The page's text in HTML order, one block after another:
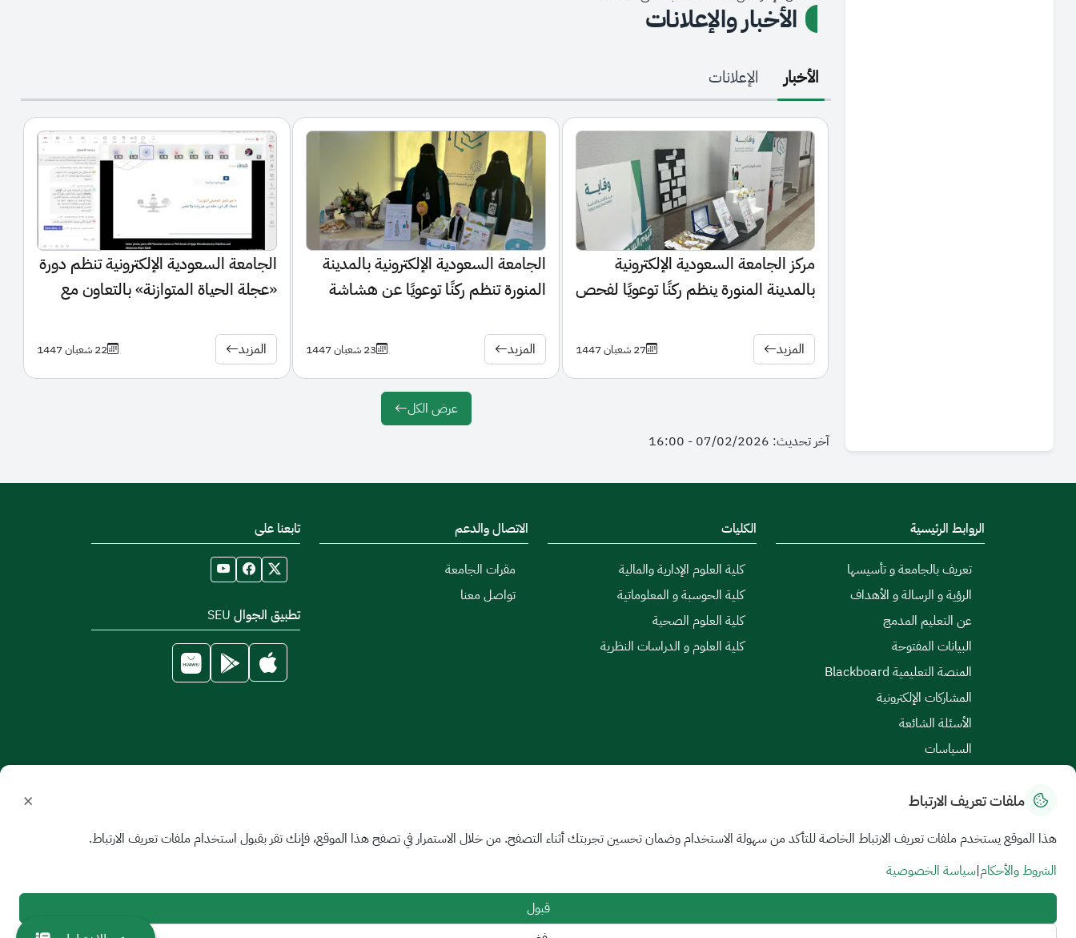
الأخبار والإعلانات
الأخبار الإعلانات
مركز الجامعة السعودية الإلكترونية
بالمدينة المنورة ينظم ركنًا توعويًا لفحص
المزيد 27 شعبان 1447
الجامعة السعودية الإلكترونية بالمدينة
المنورة تنظم ركنًا توعويًا عن هشاشة
المزيد 23 شعبان 1447
الجامعة السعودية الإلكترونية تنظم دورة
«عجلة الحياة المتوازنة» بالتعاون مع
المزيد 22 شعبان 1447
عرض الكل
آخر تحديث: 07/02/2026 - 16:00
الروابط الرئيسية
تعريف بالجامعة و تأسيسها
الرؤية و الرسالة و الأهداف
عن التعليم المدمج
البيانات المفتوحة
المنصة التعليمية Blackboard
المشاركات الإلكترونية
الأسئلة الشائعة
السياسات
الكليات
كلية العلوم الإدارية والمالية
كلية الحوسبة و المعلوماتية
كلية العلوم الصحية
كلية العلوم و الدراسات النظرية
الاتصال والدعم
مقرات الجامعة
تواصل معنا
تابعنا على
تطبيق الجوال SEU
خريطة الموقع الشروط والأحكام | سياسة الخصوصية اتفاقية مستوى الخدمة
جميع الحقوق محفوظة للجامعة السعودية الإلكترونية © 2026
تم تطويره وصيانته بواسطة الجامعة السعودية الإلكترونية
ملفات تعريف الارتباط ×
هذا الموقع يستخدم ملفات تعريف الارتباط الخاصة للتأكد من سهولة الاستخدام وضمان تحسين تجربتك أثناء التصفح. من خلال الاستمرار في تصفح هذا الموقع، فإنك تقر بقبول استخدام ملفات تعريف الارتباط.
الشروط والأحكام|سياسة الخصوصية
قبول